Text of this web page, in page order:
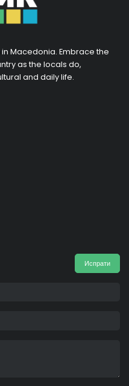
Macedonia. Embrace the
as the locals do,
and daily life.
Испрати